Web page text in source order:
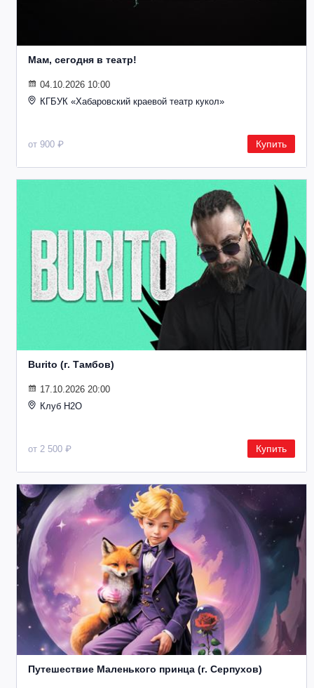
Мам, сегодня в театр!
04.10.2026 10:00
КГБУК «Хабаровский краевой театр кукол»
от 900 ₽ Купить
Burito (г. Тамбов)
17.10.2026 20:00
Клуб H2O
от 2 500 ₽ Купить
Путешествие Маленького принца (г. Серпухов)